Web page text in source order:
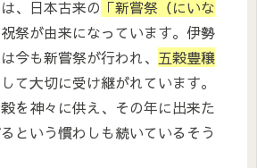
、日本古来の 「新嘗祭（にいな
祭が由来になっています。伊勢
今も新嘗祭が行われ、 五穀豊穣
て大切に受け継がれています。
を神々に供え、その年に出来た
という慣わしも続いているそう